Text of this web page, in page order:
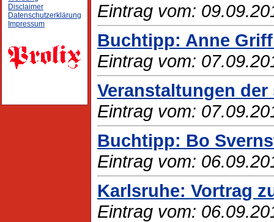
Disclaimer
Datenschutzerklärung
Impressum
Eintrag vom:
Buchtipp: Anne
Eintrag vom:
Veranstaltungen
Eintrag vom:
Buchtipp: Bo
Eintrag vom:
Karlsruhe: Vortrag
Eintrag vom: